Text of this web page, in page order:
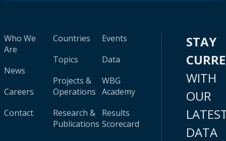
Who We
Are
News
Careers
Contact
Countries
Topics
Projects &
Operations
Research &
Publications
Events
Data
WBG
Academy
Results
Scorecard
STAY
WITH
OUR
DATA